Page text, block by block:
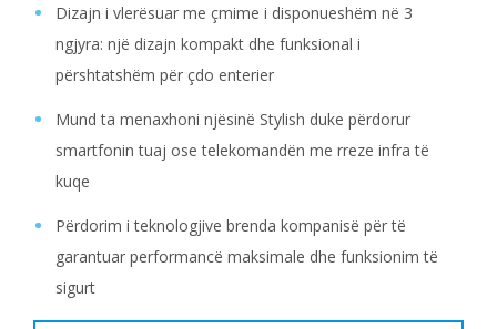
Dizajn i vlerësuar me çmime i disponueshëm në 3
ngjyra: një dizajn kompakt dhe funksional i
përshtatshëm për çdo enterier
Mund ta menaxhoni njësinë Stylish duke përdorur
smartfonin tuaj ose telekomandën me rreze infra të
kuqe
Përdorim i teknologjive brenda kompanisë për të
garantuar performancë maksimale dhe funksionim të
sigurt